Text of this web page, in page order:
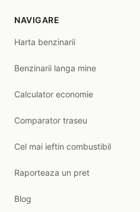
NAVIGARE
Harta benzinarii
Benzinarii langa mine
Calculator economie
Comparator traseu
Cel mai ieftin combustibil
Raporteaza un pret
Blog